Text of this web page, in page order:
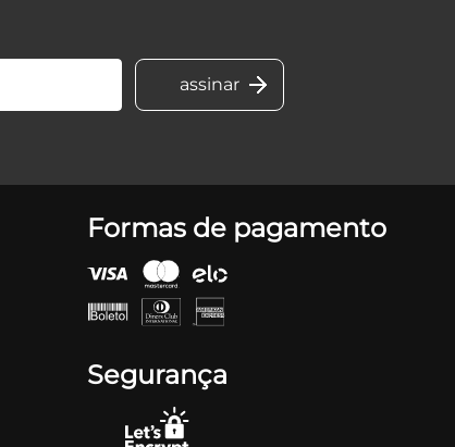
Formas de pagamento
Segurança